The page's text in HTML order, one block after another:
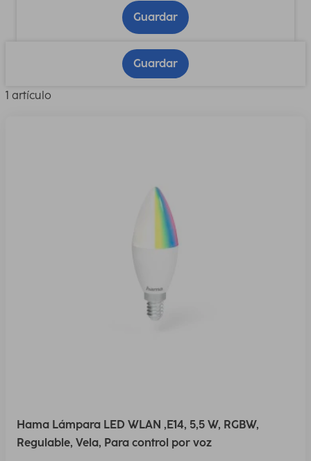
Guardar
Guardar
1 artículo
Hama Lámpara LED WLAN ,E14, 5,5 W, RGBW,
Regulable, Vela, Para control por voz